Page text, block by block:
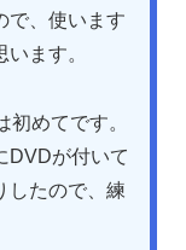
で、使います
ます。
めてです。
DVDが付いて
したので、練